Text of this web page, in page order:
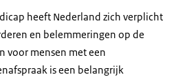
heeft Nederland zich verplicht
en belemmeringen op de
voor mensen met een
is een belangrijk